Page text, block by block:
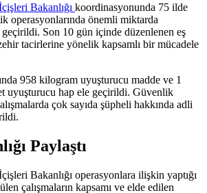
Bakanlığı koordinasyonunda 75 ilde
operasyonlarında önemli miktarda
Son 10 gün içinde düzenlenen eş
tacirlerine yönelik kapsamlı bir mücadele
958 kilogram uyuşturucu madde ve 1
uyuşturucu hap ele geçirildi. Güvenlik
çok sayıda şüpheli hakkında adli
Paylaştı
Bakanlığı operasyonlara ilişkin yaptığı
çalışmaların kapsamı ve elde edilen